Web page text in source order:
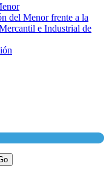
del Menor frente a la
e Industrial de